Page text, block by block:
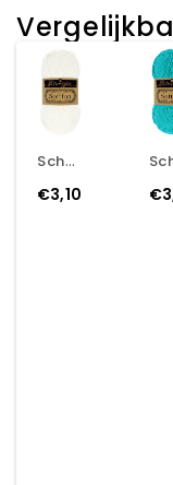
Scheepjes Softfun - 2412 - Snow
€3,10